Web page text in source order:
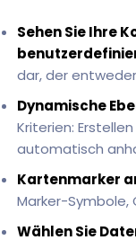
Sehen Sie Ihre
dar, der
Dynamische
Kriterien:
automatisch
Kartenmarker
Marker-
Wählen Sie